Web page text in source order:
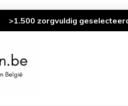
>1.500 zorgvuldig